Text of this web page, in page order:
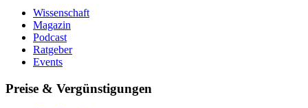
Wissenschaft
Magazin
Podcast
Ratgeber
Events
Preise & Vergünstigungen